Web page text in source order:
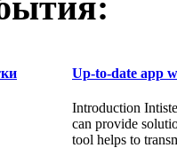
Up-to-date app
Introduction
can provide
tool helps to